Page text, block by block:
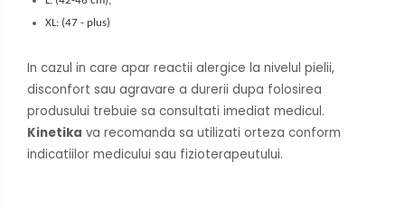
XL: (47 - plus)
In cazul in care apar reactii alergice la nivelul pielii,
disconfort sau agravare a durerii dupa folosirea
produsului trebuie sa consultati imediat medicul.
Kinetika va recomanda sa utilizati orteza conform
indicatiilor medicului sau fizioterapeutului.